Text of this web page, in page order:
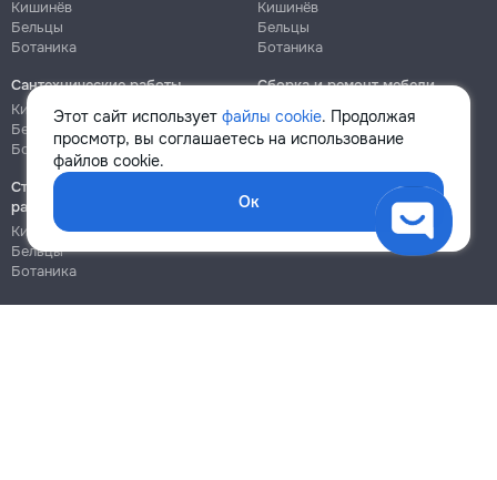
Этот сайт использует файлы cookie. Продолжая
просмотр, вы соглашаетесь на использование
файлов cookie.
Ок
Кишинёв
Бельцы
Ботаника
Кишинёв
Бельцы
Ботаника
Сантехнические работы
Кишинёв
Бельцы
Ботаника
Сборка и ремонт мебели
Кишинёв
Ботаника
Строительно-монтажные
работы
Кишинёв
Бельцы
Ботаника